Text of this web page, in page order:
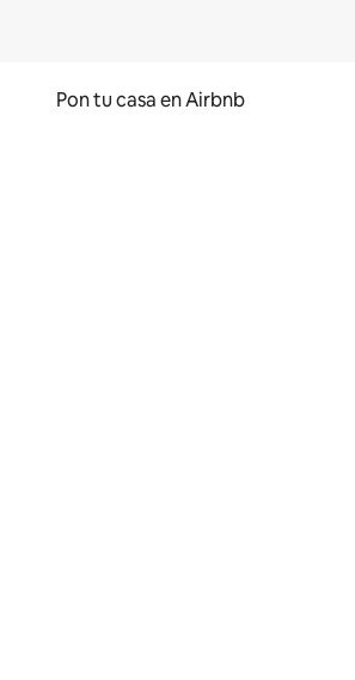
Pon tu casa en Airbnb